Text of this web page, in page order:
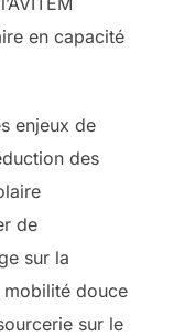
en capacité
enjeux de
des
de
sur la
douce
sur le